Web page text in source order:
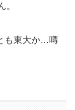
。
も東大か…噂